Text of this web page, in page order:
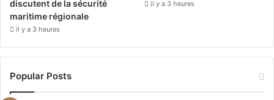
discutent de la sécurité
maritime régionale
il y a 3 heures
il y a 3 heures
Popular Posts